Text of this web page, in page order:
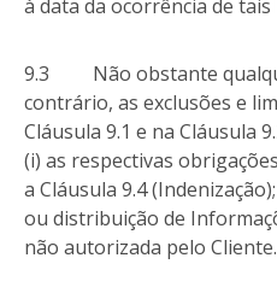
à data da ocorrência de tais
9.3 Não obstante
contrário, as exclusões e
Cláusula 9.1 e na Cláusula
(i) as respectivas
a Cláusula 9.4
ou distribuição de
não autorizada pelo Cliente.